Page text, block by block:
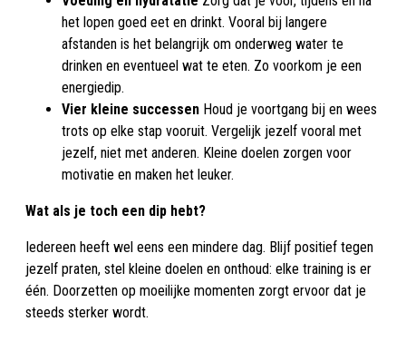
het lopen goed eet en drinkt. Vooral bij langere
afstanden is het belangrijk om onderweg water te
drinken en eventueel wat te eten. Zo voorkom je een
energiedip.
Vier kleine successen Houd je voortgang bij en wees
trots op elke stap vooruit. Vergelijk jezelf vooral met
jezelf, niet met anderen. Kleine doelen zorgen voor
motivatie en maken het leuker.
Wat als je toch een dip hebt?
Iedereen heeft wel eens een mindere dag. Blijf positief tegen
jezelf praten, stel kleine doelen en onthoud: elke training is er
één. Doorzetten op moeilijke momenten zorgt ervoor dat je
steeds sterker wordt.